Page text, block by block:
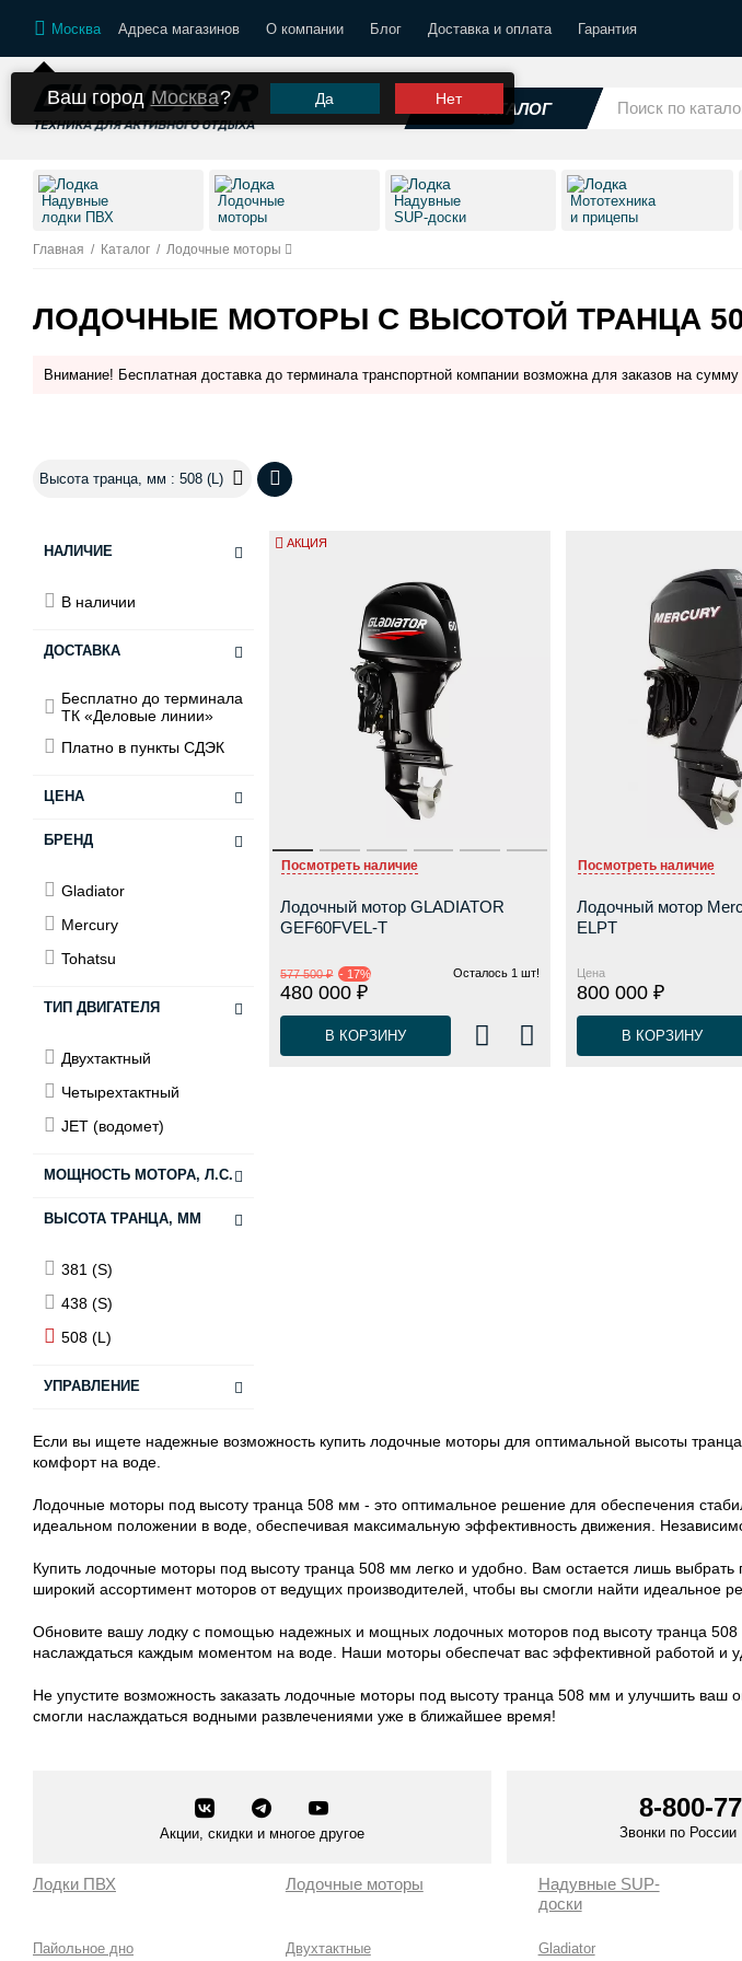
Москва Адреса магазинов О компании Блог Доставка и оплата Гарантия
КАТАЛОГ
Ваш городМосква? Да Нет
Надувные
лодки ПВХ
Лодочные
моторы
Надувные
SUP-доски
Мототехника
и прицепы
Главная / Каталог / Лодочные моторы
ЛОДОЧНЫЕ МОТОРЫ С ВЫСОТОЙ ТРАНЦА
Внимание! Бесплатная доставка до терминала транспортной компании возможна для заказов на сумму
Высота транца, мм : 508 (L)
НАЛИЧИЕ
В наличии
ДОСТАВКА
Бесплатно до терминала
ТК «Деловые линии»
Платно в пункты СДЭК
ЦЕНА
от
БРЕНД
Gladiator
Mercury
Tohatsu
ТИП ДВИГАТЕЛЯ
Двухтактный
Четырехтактный
JET (водомет)
МОЩНОСТЬ МОТОРА, Л.С.
2,5-8
ВЫСОТА ТРАНЦА, ММ
381 (S)
438 (S)
508 (L)
УПРАВЛЕНИЕ
Румпель
Дистанционное
Румпель + опция ДУ
АКЦИЯ
Посмотреть наличие
Лодочный мотор GLADIATOR
GEF60FVEL-T
577 500 ₽ - 17%
480 000 ₽
Осталось 1 шт!
В КОРЗИНУ
Посмотреть наличие
Лодочный мотор
ELPT
Цена
800 000 ₽
В КОРЗИНУ
Если вы ищете надежные возможность купить лодочные моторы для оптимальной высоты
комфорт на воде.
Лодочные моторы под высоту транца 508 мм - это оптимальное решение для обеспечения
идеальном положении в воде, обеспечивая максимальную эффективность движения.
Купить лодочные моторы под высоту транца 508 мм легко и удобно. Вам остается лишь
широкий ассортимент моторов от ведущих производителей, чтобы вы смогли найти идеальное
Обновите вашу лодку с помощью надежных и мощных лодочных моторов под высоту транца 508
наслаждаться каждым моментом на воде. Наши моторы обеспечат вас эффективной работой и
Не упустите возможность заказать лодочные моторы под высоту транца 508 мм и улучшить
смогли наслаждаться водными развлечениями уже в ближайшее время!
Акции, скидки и многое другое
8-800-
Звонки по России
Лодки ПВХ
Пайольное дно
Лодочные моторы
Двухтактные
Надувные SUP-
доски
Gladiator